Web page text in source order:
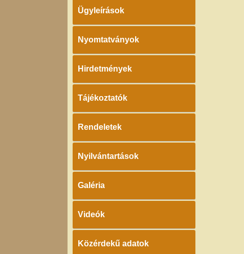
Ügyleírások
Nyomtatványok
Hirdetmények
Tájékoztatók
Rendeletek
Nyilvántartások
Galéria
Videók
Közérdekű adatok